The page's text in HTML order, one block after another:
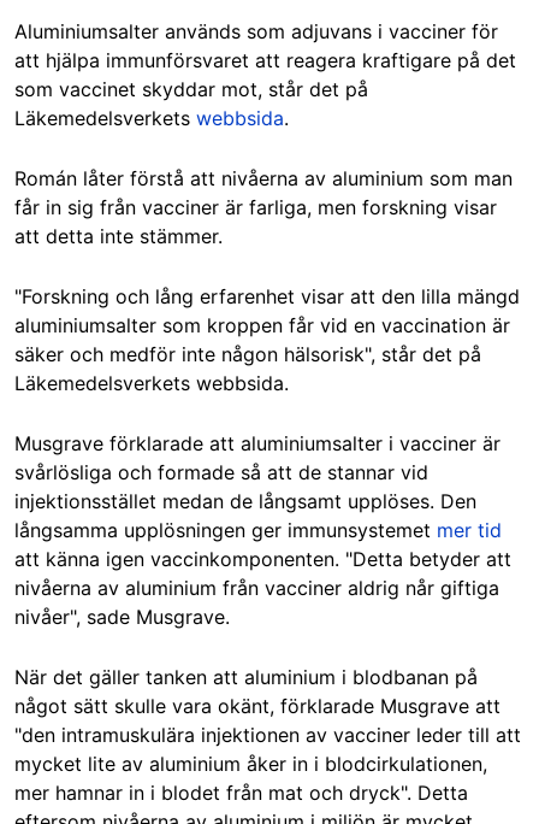
Aluminiumsalter används som adjuvans i vacciner för
att hjälpa immunförsvaret att reagera kraftigare på det
som vaccinet skyddar mot, står det på
Läkemedelsverkets webbsida.
Román låter förstå att nivåerna av aluminium som man
får in sig från vacciner är farliga, men forskning visar
att detta inte stämmer.
"Forskning och lång erfarenhet visar att den lilla mängd
aluminiumsalter som kroppen får vid en vaccination är
säker och medför inte någon hälsorisk", står det på
Läkemedelsverkets webbsida.
Musgrave förklarade att aluminiumsalter i vacciner är
svårlösliga och formade så att de stannar vid
injektionsstället medan de långsamt upplöses. Den
långsamma upplösningen ger immunsystemet mer tid
att känna igen vaccinkomponenten. "Detta betyder att
nivåerna av aluminium från vacciner aldrig når giftiga
nivåer", sade Musgrave.
När det gäller tanken att aluminium i blodbanan på
något sätt skulle vara okänt, förklarade Musgrave att
"den intramuskulära injektionen av vacciner leder till att
mycket lite av aluminium åker in i blodcirkulationen,
mer hamnar in i blodet från mat och dryck". Detta